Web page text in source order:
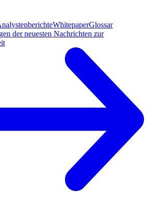
WhitepaperGlossar
der neuesten Nachrichten zur